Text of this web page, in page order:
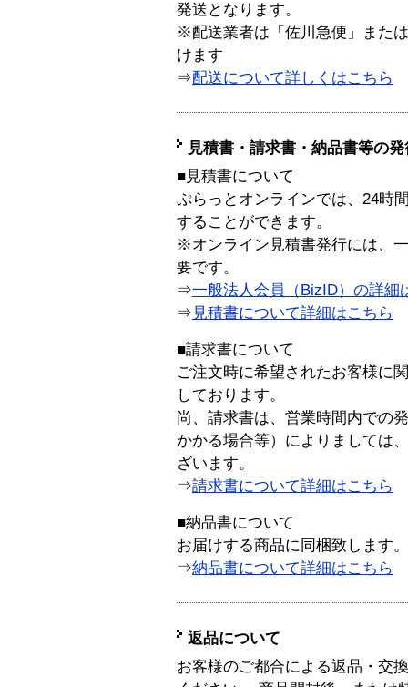
発送となります。
※配送業者は「佐川急便」また
けます
⇒配送について詳しくはこちら
見積書・請求書・納品書等の
■見積書について
ぷらっとオンラインでは、24時
することができます。
※オンライン見積書発行には、
要です。
⇒一般法人会員（BizID）の詳細
⇒ 見積書について詳細はこちら
■請求書について
ご注文時に希望されたお客様に
しております。
尚、請求書は、営業時間内での
かかる場合等）によりましては
ざいます。
⇒請求書について詳細はこちら
■納品書について
お届けする商品に同梱致します。
⇒納品書について詳細はこちら
返品について
お客様のご都合による返品・交